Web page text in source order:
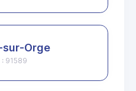
sur-Orge
91589